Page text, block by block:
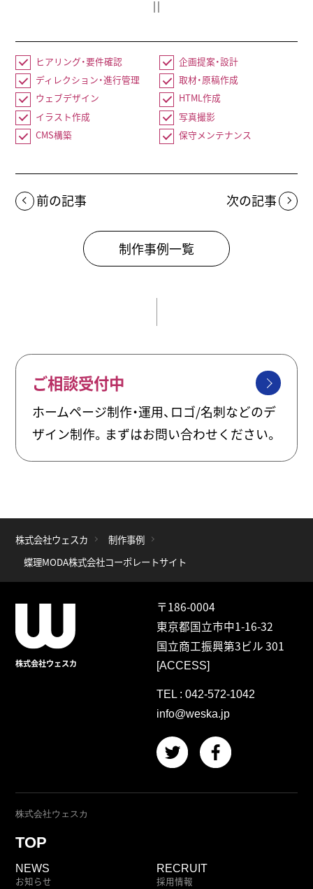
ヒアリング・要件確認
企画提案・設計
ディレクション・進行管理
取材・原稿作成
ウェブデザイン
HTML作成
イラスト作成
写真撮影
CMS構築
保守メンテナンス
前の記事 次の記事
制作事例一覧
ご相談受付中
ホームページ制作・運用、ロゴ/名刺などのデ
ザイン制作。まずはお問い合わせください。
株式会社ウェスカ
制作事例
蝶理MODA株式会社コーポレートサイト
株式会社ウェスカ
〒186-0004
東京都国立市中1-16-32
国立商工振興第3ビル 301
[ACCESS]
TEL :042-572-1042
info@weska.jp
株式会社ウェスカ
TOP
NEWS
お知らせ
RECRUIT
採用情報